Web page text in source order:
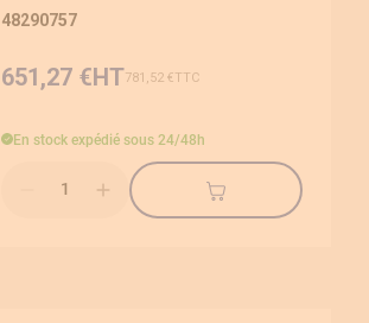
48290757
781,52 €
651,27 €
En stock expédié sous 24/48h